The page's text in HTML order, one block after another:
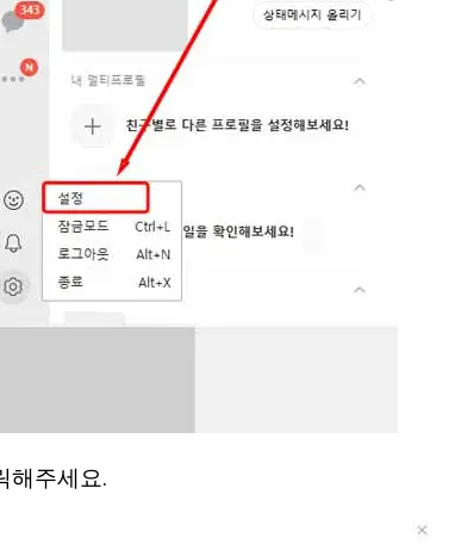
해주세요.